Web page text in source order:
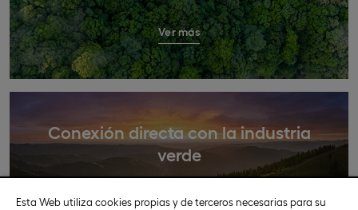
Ver más
Conexión directa con la industria
verde
Ver más
Esta Web utiliza cookies propias y de terceros necesarias para su